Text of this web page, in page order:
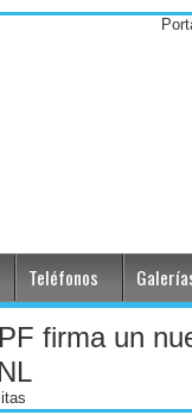
Teléfonos
firma un